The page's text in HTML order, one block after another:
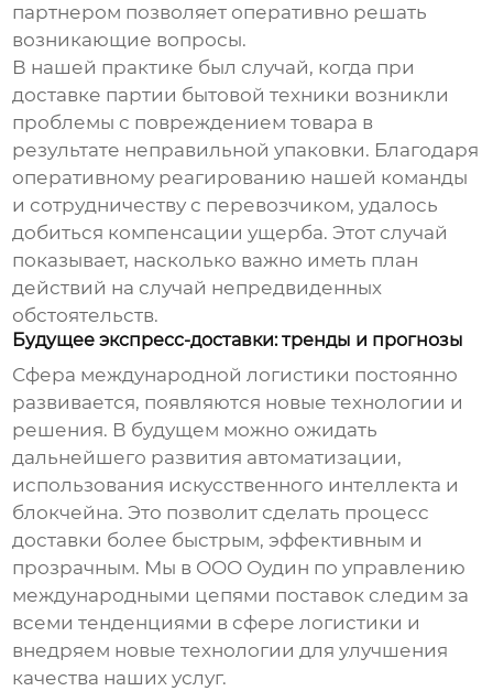
партнером позволяет оперативно решать
возникающие вопросы.
В нашей практике был случай, когда при
доставке партии бытовой техники возникли
проблемы с повреждением товара в
результате неправильной упаковки. Благодаря
оперативному реагированию нашей команды
и сотрудничеству с перевозчиком, удалось
добиться компенсации ущерба. Этот случай
показывает, насколько важно иметь план
действий на случай непредвиденных
обстоятельств.
Будущее экспресс-доставки: тренды и прогнозы
Сфера международной логистики постоянно
развивается, появляются новые технологии и
решения. В будущем можно ожидать
дальнейшего развития автоматизации,
использования искусственного интеллекта и
блокчейна. Это позволит сделать процесс
доставки более быстрым, эффективным и
прозрачным. Мы в ООО Оудин по управлению
международными цепями поставок следим за
всеми тенденциями в сфере логистики и
внедряем новые технологии для улучшения
качества наших услуг.